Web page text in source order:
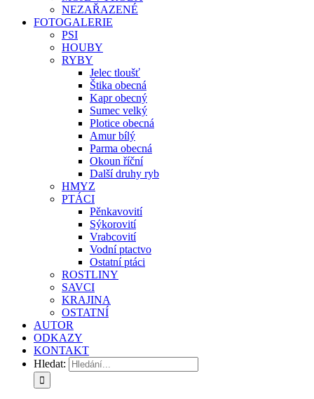
NEZAŘAZENÉ
FOTOGALERIE
PSI
HOUBY
RYBY
Jelec tloušť
Štika obecná
Kapr obecný
Sumec velký
Plotice obecná
Amur bílý
Parma obecná
Okoun říční
Další druhy ryb
HMYZ
PTÁCI
Pěnkavovití
Sýkorovití
Vrabcovití
Vodní ptactvo
Ostatní ptáci
ROSTLINY
SAVCI
KRAJINA
OSTATNÍ
AUTOR
ODKAZY
KONTAKT
Hledat: